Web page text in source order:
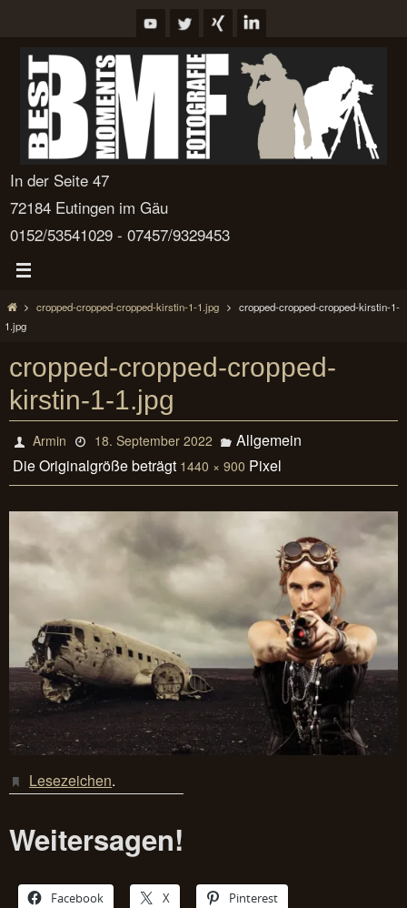
springen
In der Seite 47
72184 Eutingen im Gäu
0152/53541029 - 07457/9329453
Startcropped-cropped-cropped-kirstin-1-1.jpg
cropped-cropped-cropped-kirstin-1-
1.jpg
cropped-cropped-cropped-
kirstin-1-1.jpg
Armin 18. September 2022
Allgemein
Die Originalgröße beträgt 1440 × 900 Pixel
Lesezeichen.
Weitersagen!
Facebook X Pinterest